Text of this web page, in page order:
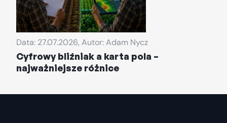
Data: 27.07.2026, Autor: Adam Nycz
Cyfrowy bliźniak a karta pola –
najważniejsze różnice